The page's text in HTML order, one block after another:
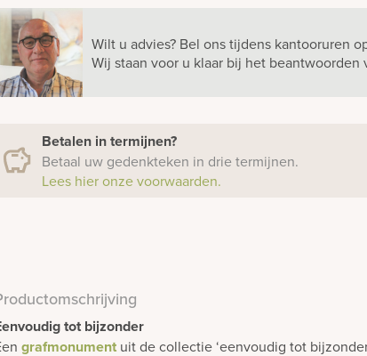
Wilt u advies? Bel onstijdens kantooruren
Wij staan voor u klaar bij het beantwoorden
Betalen in termijnen?
Betaal uw gedenkteken in drie termijnen.
Lees hier onze voorwaarden.
tot bijzonder
grafmonument uit de collectie ‘eenvoudig tot